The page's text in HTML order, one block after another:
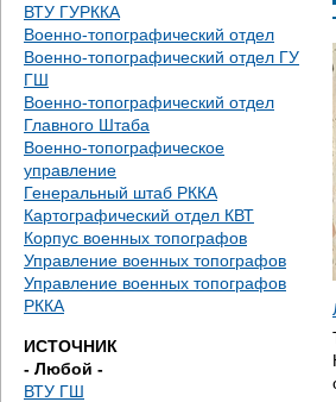
ВТУ ГУРККА
Военно-топографический отдел
Военно-топографический отдел ГУ
ГШ
Военно-топографический отдел
Главного Штаба
Военно-топографическое
управление
Генеральный штаб РККА
Картографический отдел КВТ
Корпус военных топографов
Управление военных топографов
Управление военных топографов
РККА
ИСТОЧНИК
- Любой -
ВТУ ГШ